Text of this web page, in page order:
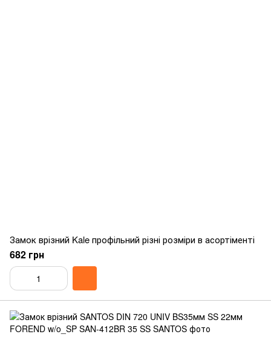
Замок врізний Kale профільний різні розміри в асортіменті
682 грн